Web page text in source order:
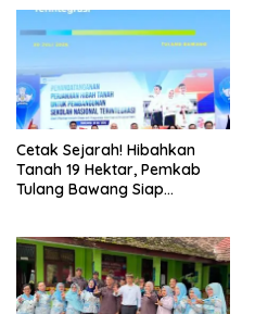
Cetak Sejarah! Hibahkan
Tanah 19 Hektar, Pemkab
Tulang Bawang Siap
Lampung